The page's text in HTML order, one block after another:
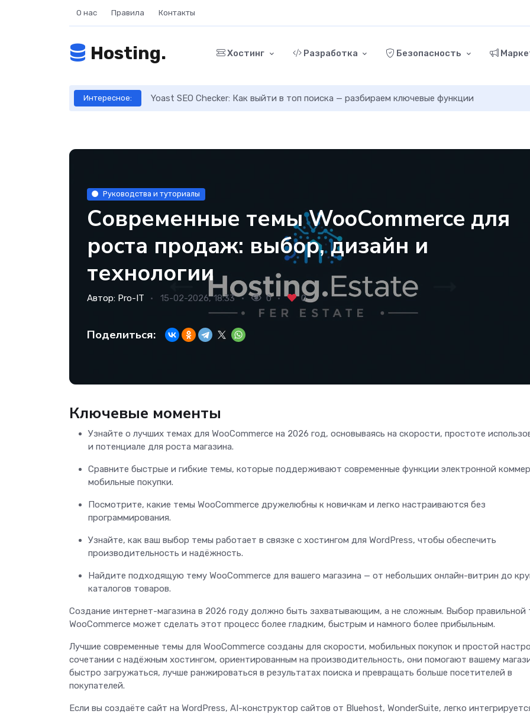
О нас Правила Контакты
Hosting. Хостинг Разработка Безопасность
Интересное: Yoast SEO Checker: Как выйти в топ поиска — разбираем ключевые функции
Руководства и туториалы
Современные темы WooCommerce для
роста продаж: выбор, дизайн и
технологии
Автор: Pro-IT 15-02-2026, 18:33 0 0
Поделиться:
Ключевые моменты
Узнайте о лучших темах для WooCommerce на 2026 год, основываясь на скорости, простоте
и потенциале для роста магазина.
Сравните быстрые и гибкие темы, которые поддерживают современные функции электронной
мобильные покупки.
Посмотрите, какие темы WooCommerce дружелюбны к новичкам и легко настраиваются без
программирования.
Узнайте, как ваш выбор темы работает в связке с хостингом для WordPress, чтобы обеспечить
производительность и надёжность.
Найдите подходящую тему WooCommerce для вашего магазина — от небольших онлайн-витрин до
каталогов товаров.
Создание интернет-магазина в 2026 году должно быть захватывающим, а не сложным. Выбор правильной
WooCommerce может сделать этот процесс более гладким, быстрым и намного более прибыльным.
Лучшие современные темы для WooCommerce созданы для скорости, мобильных покупок и простой
сочетании с надёжным хостингом, ориентированным на производительность, они помогают вашему
быстро загружаться, лучше ранжироваться в результатах поиска и превращать больше посетителей в
покупателей.
Если вы создаёте сайт на WordPress, AI-конструктор сайтов от Bluehost, WonderSuite, легко